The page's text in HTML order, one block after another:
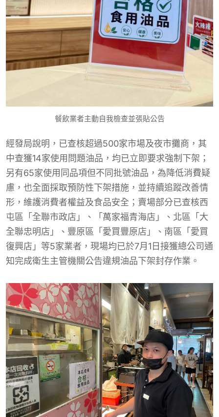
餐飲業者主動自我檢查並張貼公告
經發局說明，已查核超過500家市場及夜市攤商，其
中查獲14家使用問題油品，均已立即要求強制下架；
另有65家使用同品項但不同批號油品，為降低消費疑
慮，也全面採取預防性下架措施，並持續追蹤改善情
形，維護消費者權益及食品安全；賣場部分已查核西
屯區「全聯市政店」、「萬家福青海店」、北區「大
全聯忠明店」、豐原區「愛買豐原店」、南區「愛買
復興店」等5家業者，現場均已於7月1日接獲總公司通
知完成衛生主管機關公告違規油品下架封存作業。